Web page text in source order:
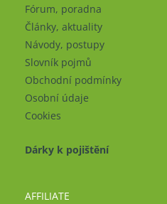
Fórum, poradna
Články, aktuality
Návody, postupy
Slovník pojmů
Obchodní podmínky
Osobní údaje
Cookies
Dárky k pojištění
AFFILIATE